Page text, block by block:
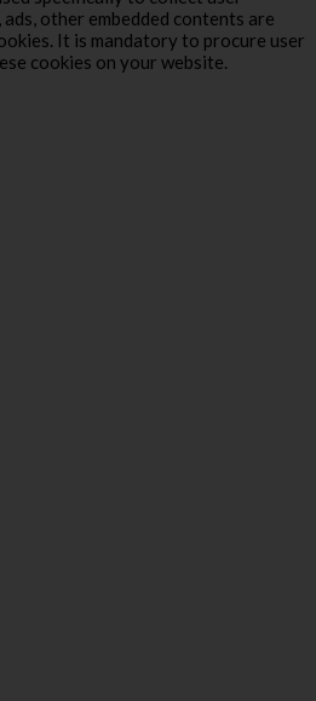
other embedded contents are
It is mandatory to procure user
cookies on your website.